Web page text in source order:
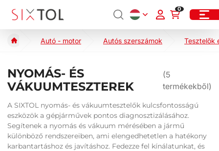
0
Autó - motor Autós szerszámok Tesztelők
NYOMÁS- ÉS
VÁKUUMTESZTEREK
(5
termékekből)
A SIXTOL nyomás- és vákuumtesztelők kulcsfontosságú
eszközök a gépjárművek pontos diagnosztizálásához.
Segítenek a nyomás és vákuum mérésében a jármű
különböző rendszereiben, ami elengedhetetlen a hatékony
karbantartáshoz és javításhoz. Fedezze fel kínálatunkat, és